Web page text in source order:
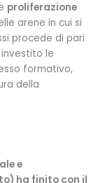
proliferazione
arene in cui si
procede di pari
le
formativo,
della
e
ha finito con il